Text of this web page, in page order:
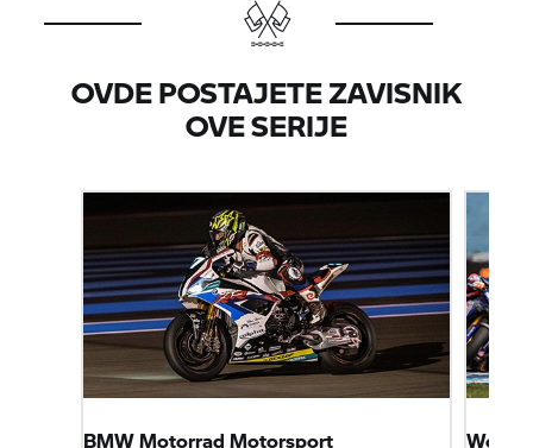
OVDE POSTAJETE ZAVISNIK
OVE SERIJE
BMW Motorrad Motorsport